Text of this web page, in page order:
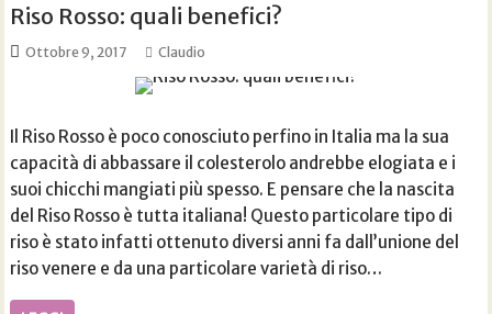
Riso Rosso: quali benefici?
Ottobre 9, 2017 Claudio
Il Riso Rosso è poco conosciuto perfino in Italia ma la sua
capacità di abbassare il colesterolo andrebbe elogiata e i
suoi chicchi mangiati più spesso. E pensare che la nascita
del Riso Rosso è tutta italiana! Questo particolare tipo di
riso è stato infatti ottenuto diversi anni fa dall’unione del
riso venere e da una particolare varietà di riso…